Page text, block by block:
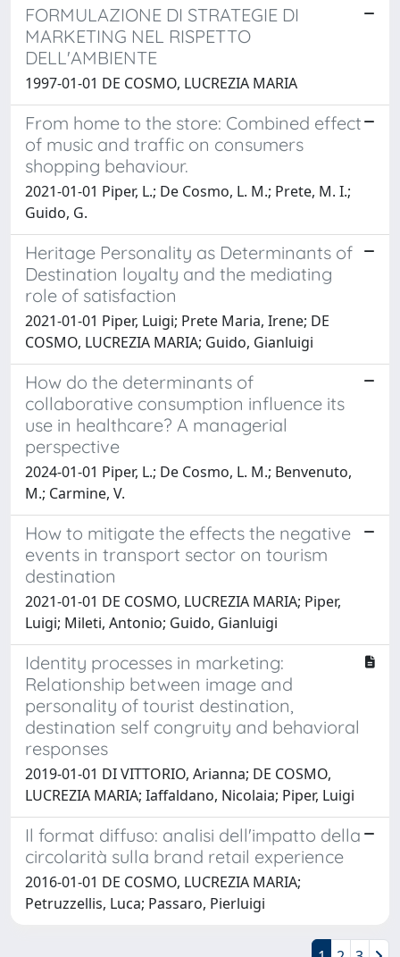
FORMULAZIONE DI STRATEGIE DI
MARKETING NEL RISPETTO
DELL'AMBIENTE
1997-01-01 DE COSMO, LUCREZIA MARIA
From home to the store: Combined effect
of music and traffic on consumers
shopping behaviour.
2021-01-01 Piper, L.; De Cosmo, L. M.; Prete, M. I.;
Guido, G.
Heritage Personality as Determinants of
Destination loyalty and the mediating
role of satisfaction
2021-01-01 Piper, Luigi; Prete Maria, Irene; DE
COSMO, LUCREZIA MARIA; Guido, Gianluigi
How do the determinants of
collaborative consumption influence its
use in healthcare? A managerial
perspective
2024-01-01 Piper, L.; De Cosmo, L. M.; Benvenuto,
M.; Carmine, V.
How to mitigate the effects the negative
events in transport sector on tourism
destination
2021-01-01 DE COSMO, LUCREZIA MARIA; Piper,
Luigi; Mileti, Antonio; Guido, Gianluigi
Identity processes in marketing:
Relationship between image and
personality of tourist destination,
destination self congruity and behavioral
responses
2019-01-01 DI VITTORIO, Arianna; DE COSMO,
LUCREZIA MARIA; Iaffaldano, Nicolaia; Piper, Luigi
Il format diffuso: analisi dell'impatto della
circolarità sulla brand retail experience
2016-01-01 DE COSMO, LUCREZIA MARIA;
Petruzzellis, Luca; Passaro, Pierluigi